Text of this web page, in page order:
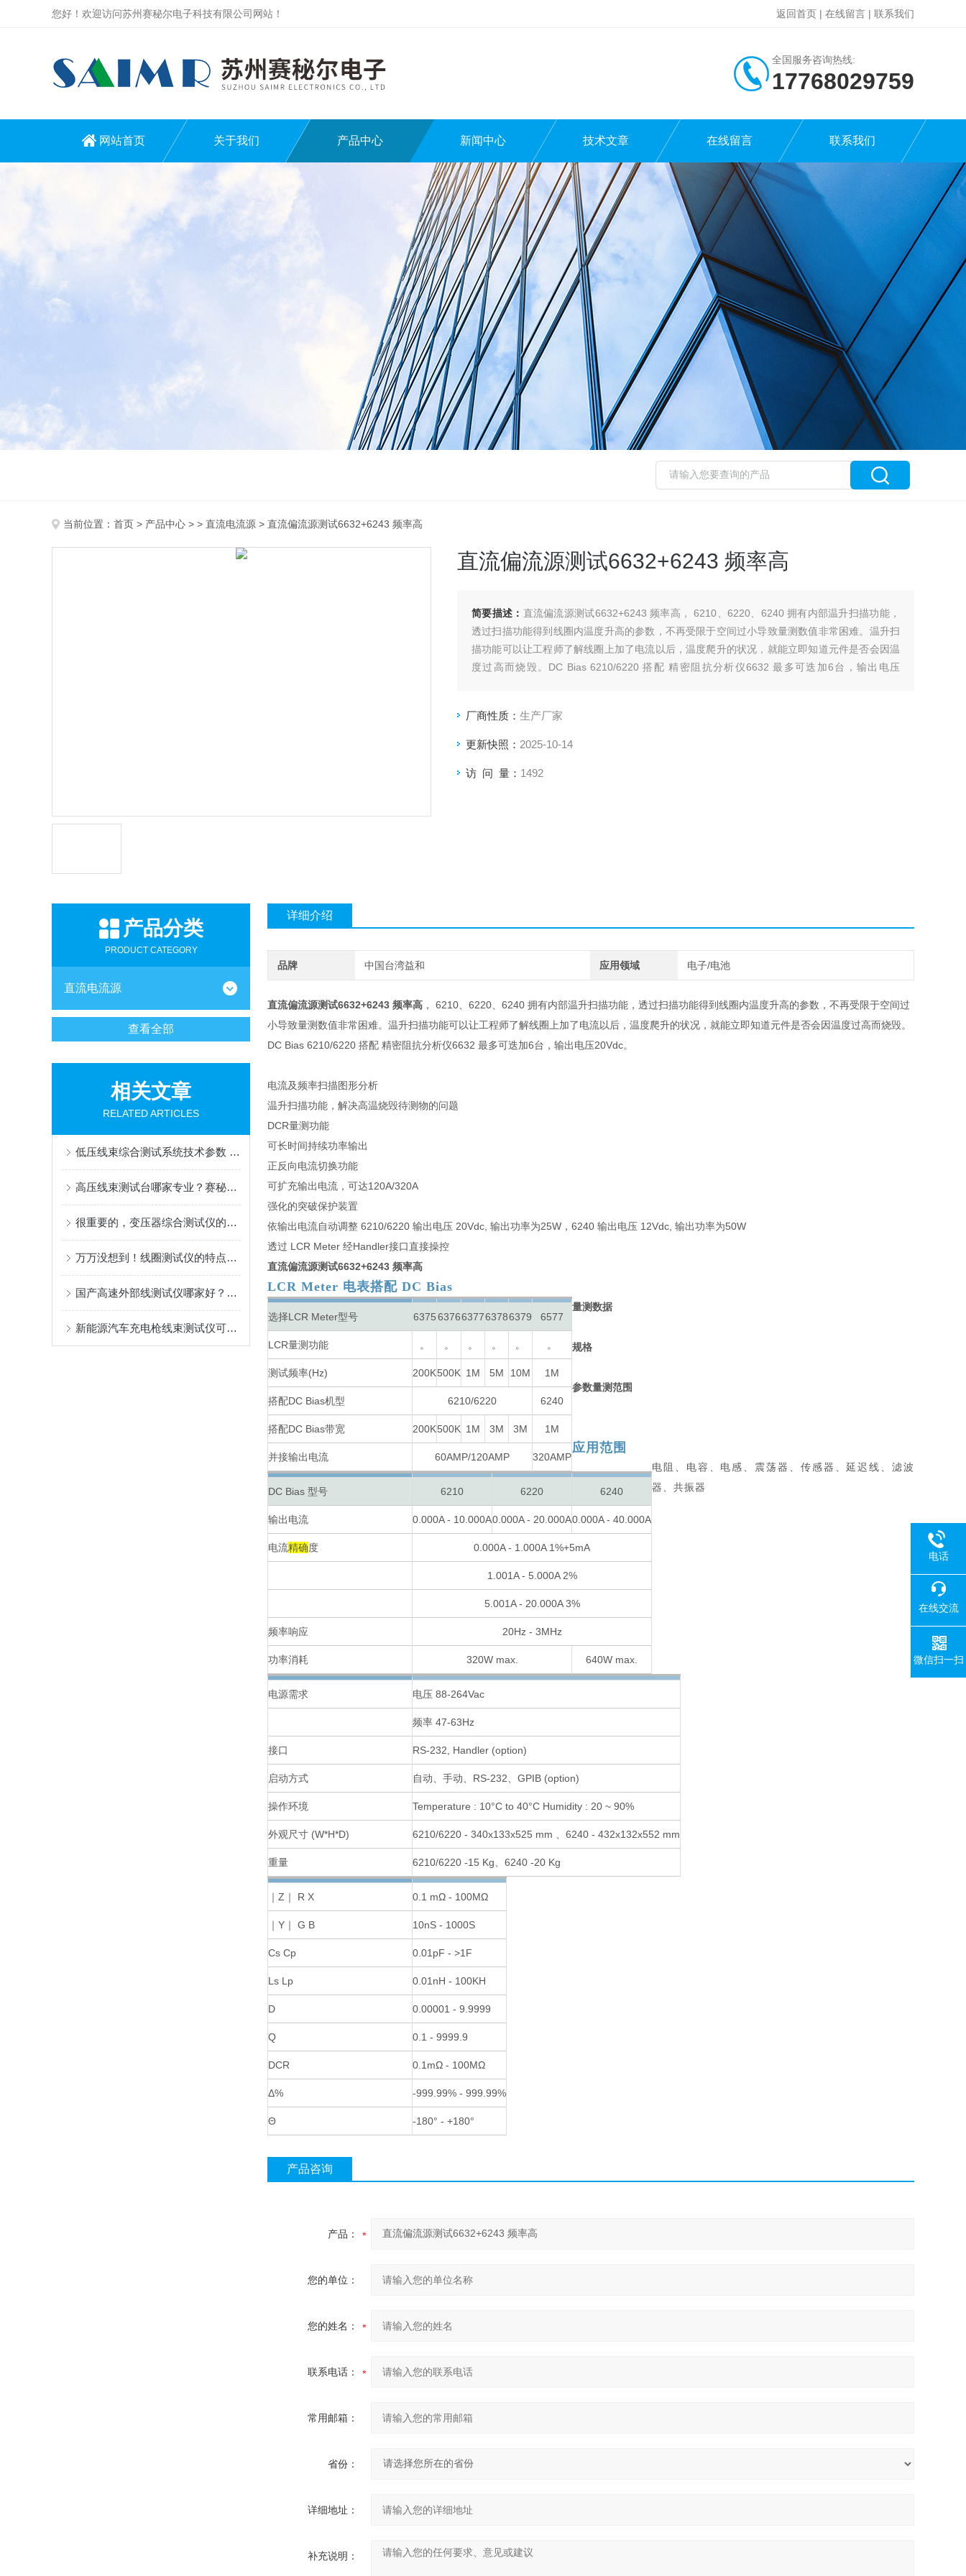
您好！欢迎访问苏州赛秘尔电子科技有限公司网站！ 返回首页 | 在线留言 | 联系我们
全国服务咨询热线:
17768029759
网站首页 关于我们 产品中心 新闻中心 技术文章 在线留言 联系我们
当前位置： 首页 > 产品中心 > > 直流电流源 > 直流偏流源测试6632+6243 频率高
直流偏流源测试6632+6243 频率高
简要描述： 直流偏流源测试6632+6243 频率高， 6210、6220、6240 拥有内部温升扫描功能，
透过扫描功能得到线圈内温度升高的参数，不再受限于空间过小导致量测数值非常困难。温升扫
描功能可以让工程师了解线圈上加了电流以后，温度爬升的状况，就能立即知道元件是否会因温
度过高而烧毁。DC Bias 6210/6220 搭配 精密阻抗分析仪6632 最多可迭加6台，输出电压
厂商性质： 生产厂家
更新快照： 2025-10-14
访 问 量： 1492
产品分类
PRODUCT CATEGORY
直流电流源
查看全部
相关文章
RELATED ARTICLES
低压线束综合测试系统技术参数 SAIMR5000 512P
高压线束测试台哪家专业？赛秘尔高压线束测试台如何筑牢新能源品质防线
很重要的，变压器综合测试仪的介绍及特征
万万没想到！线圈测试仪的特点竟然那么多
国产高速外部线测试仪哪家好？复杂线束检测的行业背景与技术解析
新能源汽车充电枪线束测试仪可以分为几类？
详细介绍
品牌 中国台湾益和 应用领域 电子/电池
直流偏流源测试6632+6243 频率高 ， 6210、6220、6240 拥有内部温升扫描功能，透过扫描功能得到线圈内温度升高的参数，不再受限于空间过
小导致量测数值非常困难。温升扫描功能可以让工程师了解线圈上加了电流以后，温度爬升的状况，就能立即知道元件是否会因温度过高而烧毁。
DC Bias 6210/6220 搭配 精密阻抗分析仪6632 最多可迭加6台，输出电压20Vdc。
电流及频率扫描图形分析
温升扫描功能，解决高温烧毁待测物的问题
DCR量测功能
可长时间持续功率输出
正反向电流切换功能
可扩充输出电流，可达120A/320A
强化的突破保护装置
依输出电流自动调整 6210/6220 输出电压 20Vdc, 输出功率为25W，6240 输出电压 12Vdc, 输出功率为50W
透过 LCR Meter 经Handler接口直接操控
直流偏流源测试6632+6243 频率高
LCR Meter 电表搭配 DC Bias
选择LCR Meter型号 63756376637763786379 6577
LCR量测功能 。 。 。 。 。 。
测试频率(Hz) 200K500K 1M 5M 10M 1M
搭配DC Bias机型 6210/6220 6240
搭配DC Bias带宽 200K500K 1M 3M 3M 1M
并接输出电流 60AMP/120AMP 320AMP
量测数据
DC Bias 型号 6210 6220 6240
输出电流 0.000A - 10.000A0.000A - 20.000A0.000A - 40.000A
电流精确度 0.000A - 1.000A 1%+5mA
1.001A - 5.000A 2%
5.001A - 20.000A 3%
频率响应 20Hz - 3MHz
功率消耗 320W max. 640W max.
规格
电源需求 电压 88-264Vac
频率 47-63Hz
接口 RS-232, Handler (option)
启动方式 自动、手动、RS-232、GPIB (option)
操作环境 Temperature : 10°C to 40°C Humidity : 20 ~ 90%
外观尺寸 (W*H*D) 6210/6220 - 340x133x525 mm 、6240 - 432x132x552 mm
重量 6210/6220 -15 Kg、6240 -20 Kg
参数量测范围
｜Z｜ R X 0.1 mΩ - 100MΩ
｜Y｜ G B 10nS - 1000S
Cs Cp 0.01pF - >1F
Ls Lp 0.01nH - 100KH
D 0.00001 - 9.9999
Q 0.1 - 9999.9
DCR 0.1mΩ - 100MΩ
Δ% -999.99% - 999.99%
Θ -180° - +180°
应用范围
电阻、电容、电感、震荡器、传感器、延迟线、滤波
器、共振器
产品咨询
产品：
您的单位：
您的姓名：
联系电话：
常用邮箱：
省份：
详细地址：
补充说明：
电话
在线交流
微信扫一扫